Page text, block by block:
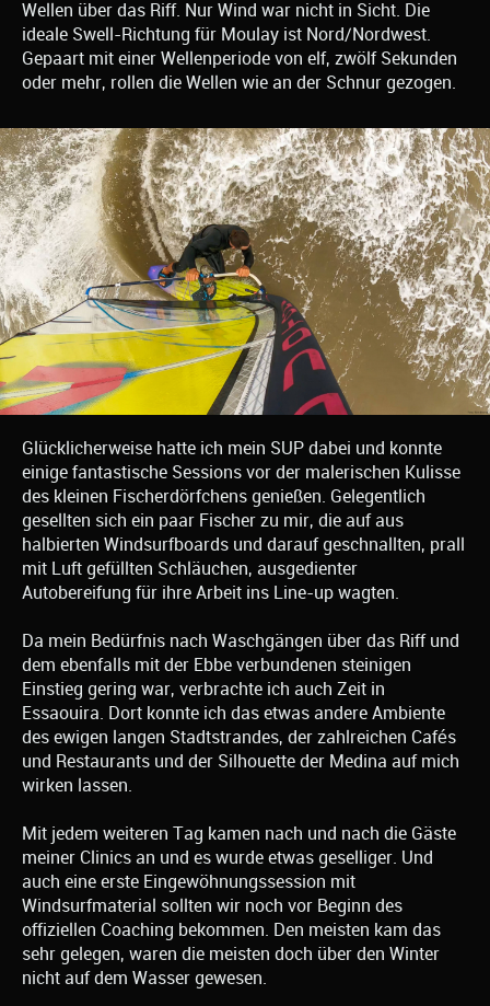
Wellen über das Riff. Nur Wind war nicht in Sicht. Die
ideale Swell-Richtung für Moulay ist Nord/Nordwest.
Gepaart mit einer Wellenperiode von elf, zwölf Sekunden
oder mehr, rollen die Wellen wie an der Schnur gezogen.
Glücklicherweise hatte ich mein SUP dabei und konnte
einige fantastische Sessions vor der malerischen Kulisse
des kleinen Fischerdörfchens genießen. Gelegentlich
gesellten sich ein paar Fischer zu mir, die auf aus
halbierten Windsurfboards und darauf geschnallten, prall
mit Luft gefüllten Schläuchen, ausgedienter
Autobereifung für ihre Arbeit ins Line-up wagten.
Da mein Bedürfnis nach Waschgängen über das Riff und
dem ebenfalls mit der Ebbe verbundenen steinigen
Einstieg gering war, verbrachte ich auch Zeit in
Essaouira. Dort konnte ich das etwas andere Ambiente
des ewigen langen Stadtstrandes, der zahlreichen Cafés
und Restaurants und der Silhouette der Medina auf mich
wirken lassen.
Mit jedem weiteren Tag kamen nach und nach die Gäste
meiner Clinics an und es wurde etwas geselliger. Und
auch eine erste Eingewöhnungssession mit
Windsurfmaterial sollten wir noch vor Beginn des
offiziellen Coaching bekommen. Den meisten kam das
sehr gelegen, waren die meisten doch über den Winter
nicht auf dem Wasser gewesen.